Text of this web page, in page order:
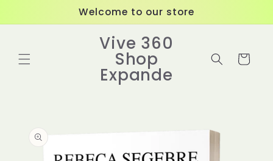
al contenido
Welcome to our store
Vive 360
Shop
Expande
Carrito
información